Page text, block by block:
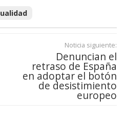
Noticia siguiente:
Denuncian el
retraso de España
en adoptar el botón
de desistimiento
europeo